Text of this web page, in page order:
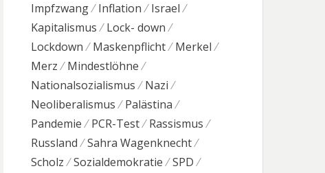
Impfzwang
Inflation
Israel
Kapitalismus
Lock- down
Lockdown
Maskenpflicht
Merkel
Merz
Mindestlöhne
Nationalsozialismus
Nazi
Neoliberalismus
Palästina
Pandemie
PCR-Test
Rassismus
Russland
Sahra Wagenknecht
Scholz
Sozialdemokratie
SPD